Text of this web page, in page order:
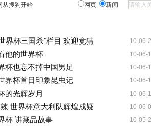
从搜狗开始 网页 新闻
10-06-
界杯三国杀"栏目 欢迎竞猜
10-06-
他的世界杯
10-06-
杯也忘不掉中国男足
10-06-
界杯首日印象昆虫记
10-06-
的光辉岁月
10-06-
世界杯意大利队辉煌成疑
10-05-
杯 讲藏品故事